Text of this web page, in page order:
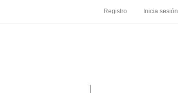
Registro Inicia sesión